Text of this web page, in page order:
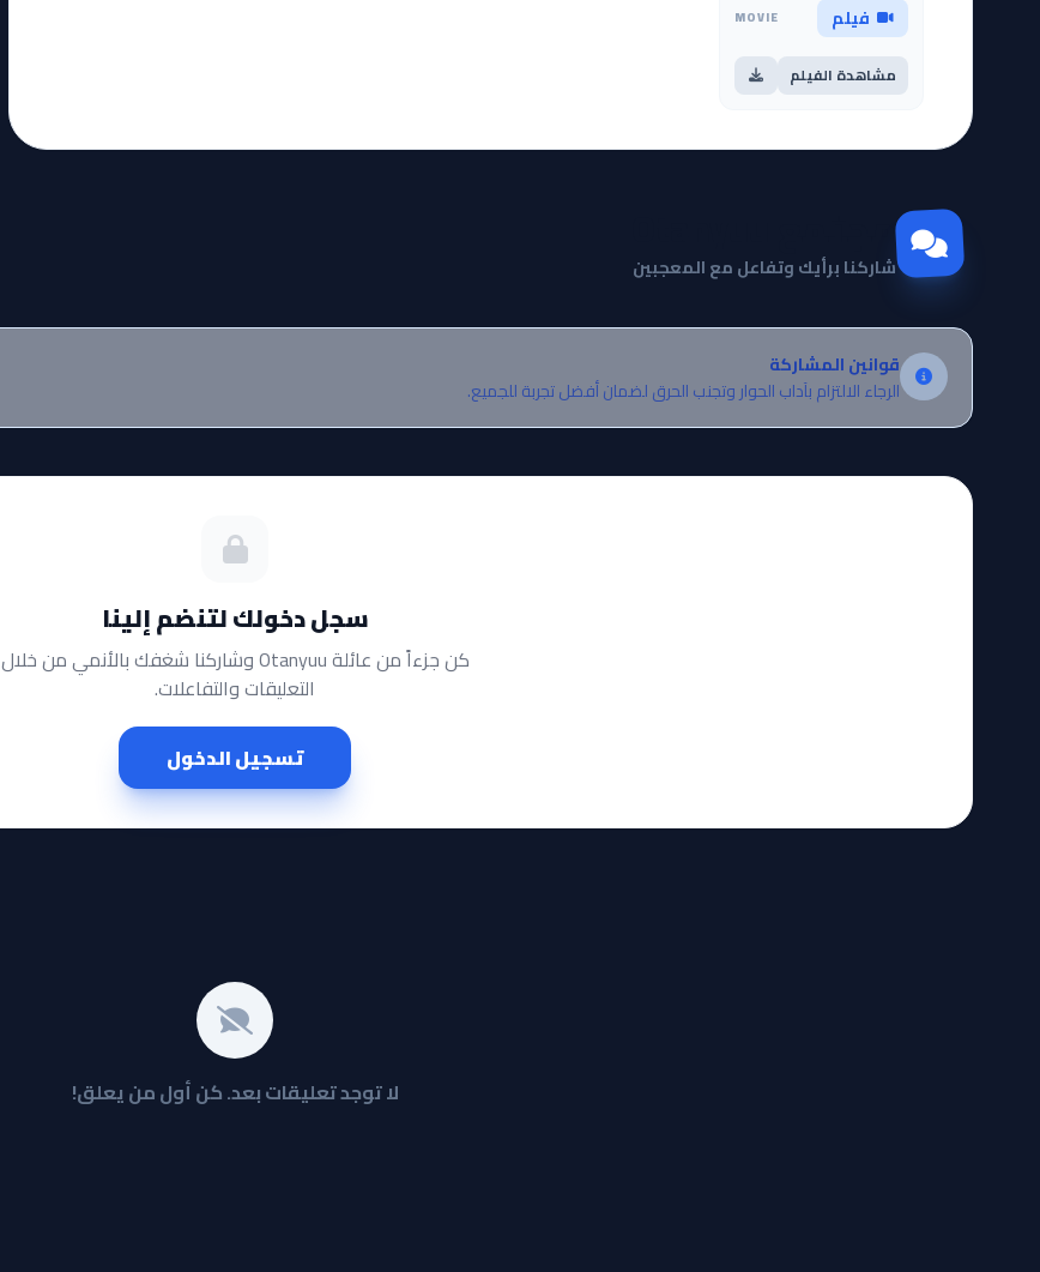
فيلم MOVIE
مشاهدة الفيلم
مجتمع Otanyuu
شاركنا برأيك وتفاعل مع المعجبين
قوانين المشاركة
الرجاء الالتزام بآداب الحوار وتجنب الحرق لضمان أفضل تجربة للجميع.
سجل دخولك لتنضم إلينا
كن جزءاً من عائلة Otanyuu وشاركنا شغفك بالأنمي من خلال
التعليقات والتفاعلات.
تسجيل الدخول
لا توجد تعليقات بعد. كن أول من يعلق!